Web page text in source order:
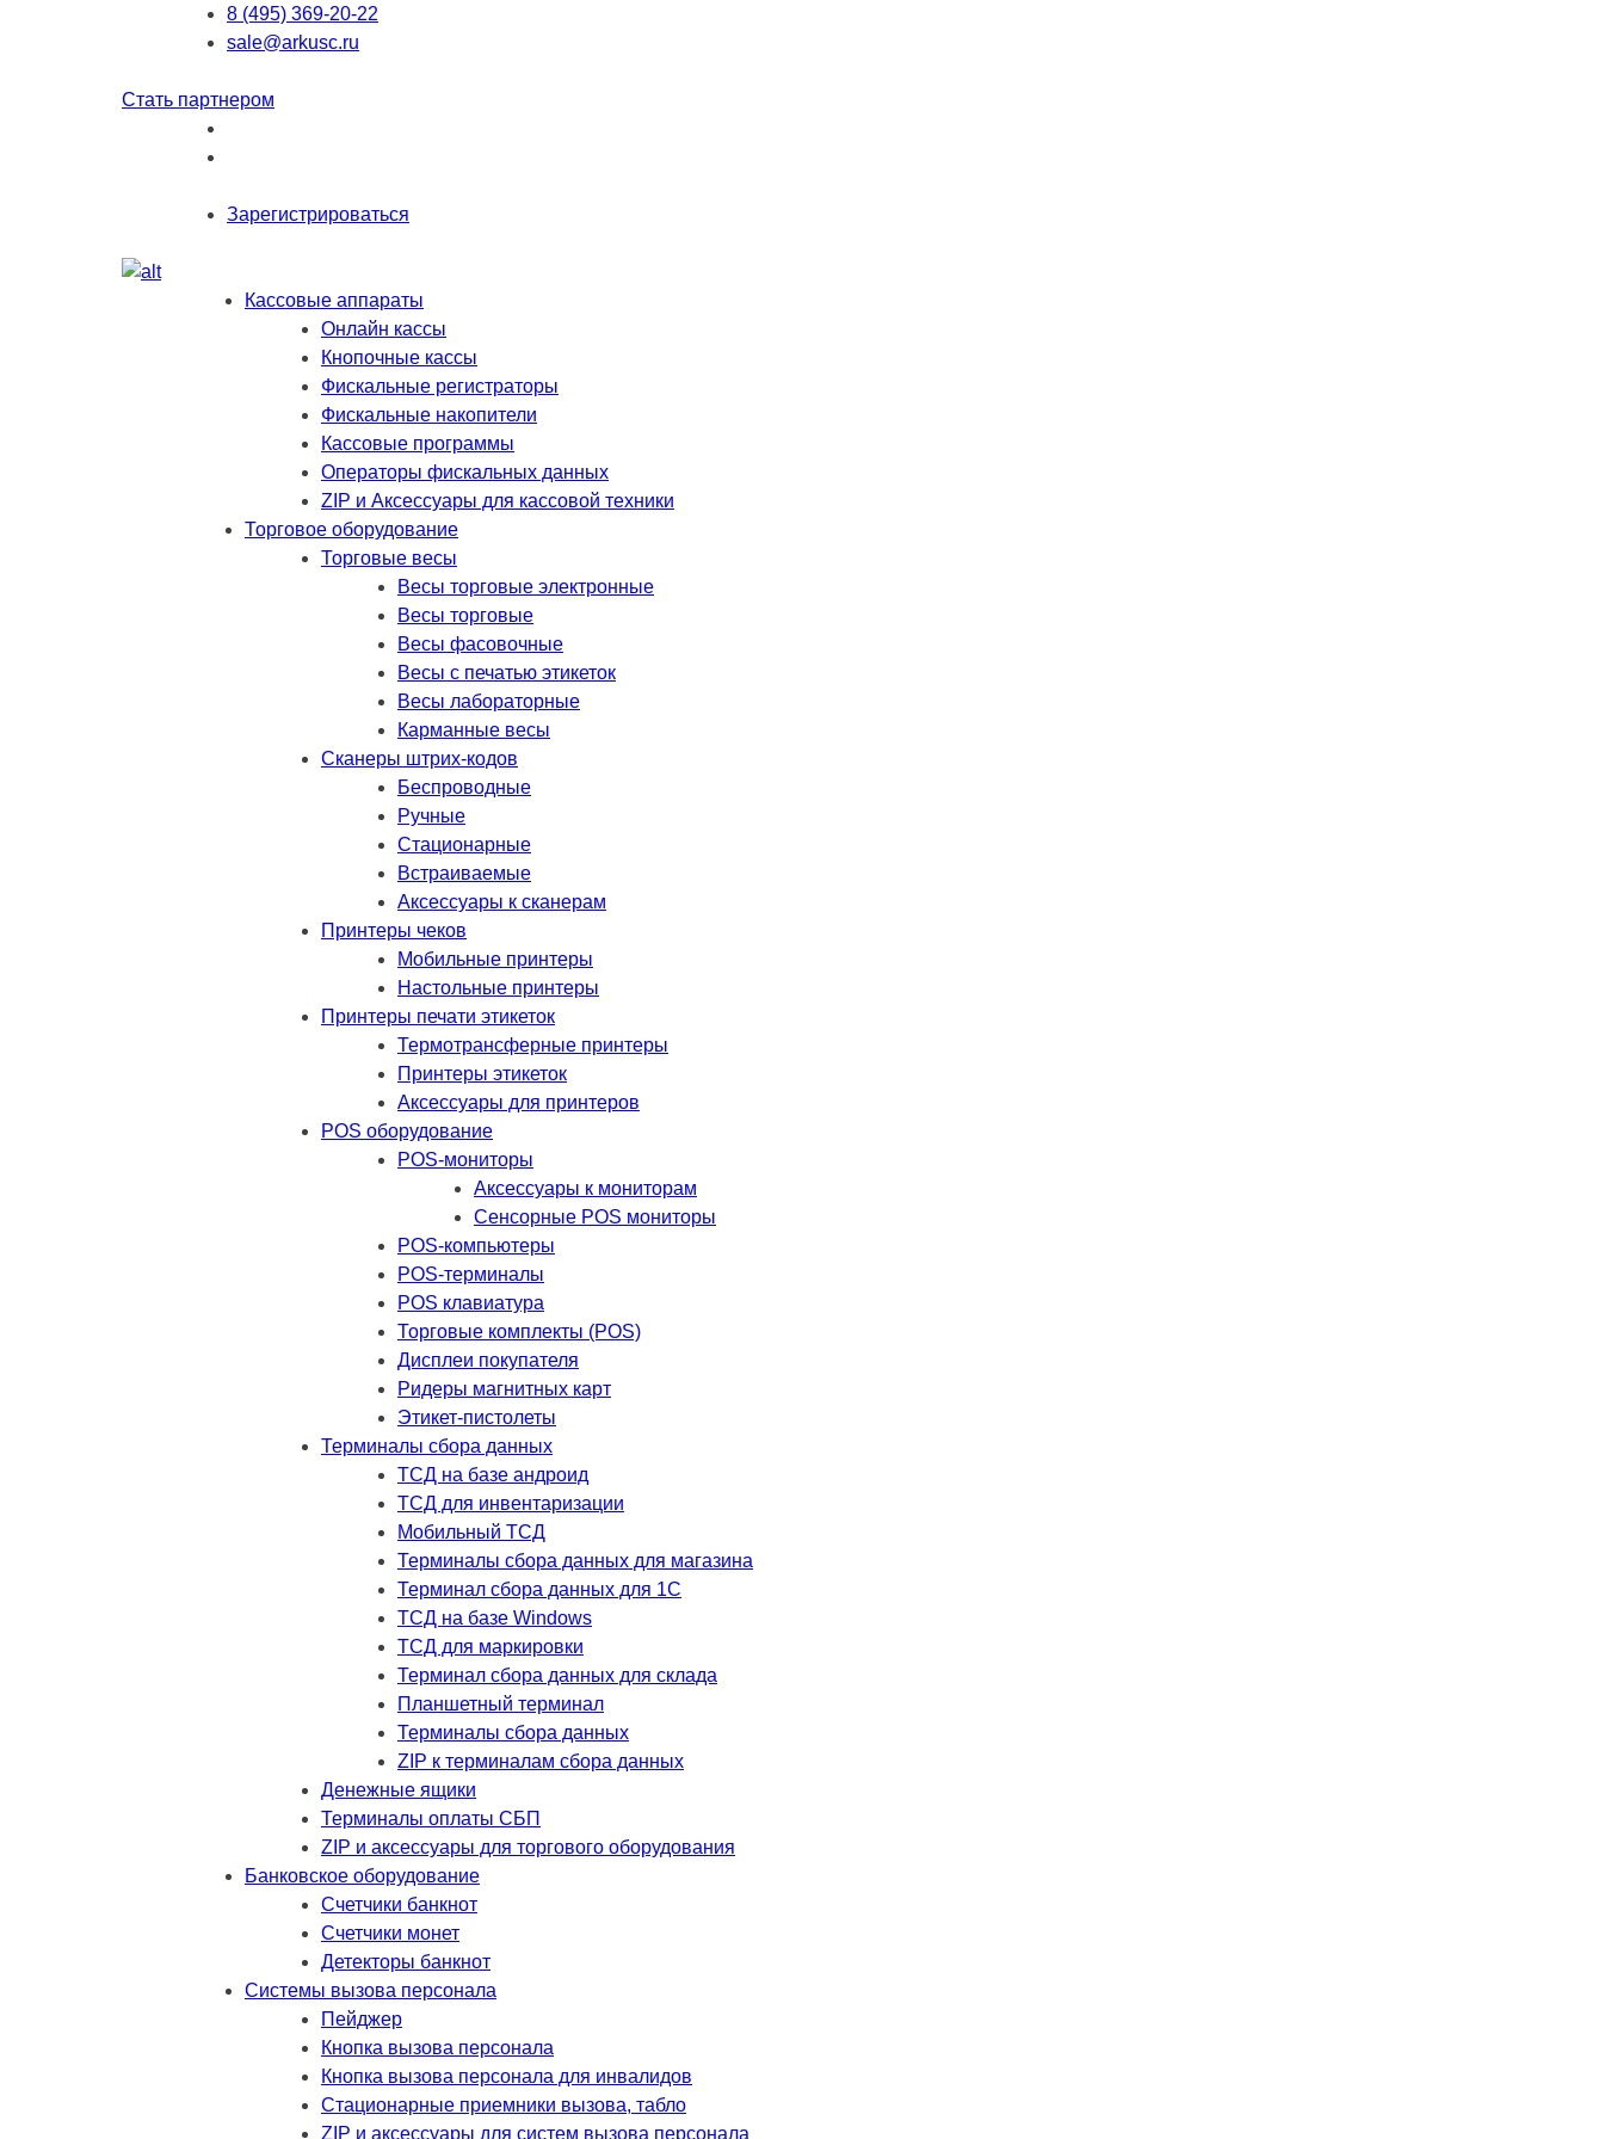
8 (495) 369-20-22
sale@arkusc.ru
Стать партнером
Зарегистрироваться
Кассовые аппараты
Онлайн кассы
Кнопочные кассы
Фискальные регистраторы
Фискальные накопители
Кассовые программы
Операторы фискальных данных
ZIP и Аксессуары для кассовой техники
Торговое оборудование
Торговые весы
Весы торговые электронные
Весы торговые
Весы фасовочные
Весы с печатью этикеток
Весы лабораторные
Карманные весы
Сканеры штрих-кодов
Беспроводные
Ручные
Стационарные
Встраиваемые
Аксессуары к сканерам
Принтеры чеков
Мобильные принтеры
Настольные принтеры
Принтеры печати этикеток
Термотрансферные принтеры
Принтеры этикеток
Аксессуары для принтеров
POS оборудование
POS-мониторы
Аксессуары к мониторам
Сенсорные POS мониторы
POS-компьютеры
POS-терминалы
POS клавиатура
Торговые комплекты (POS)
Дисплеи покупателя
Ридеры магнитных карт
Этикет-пистолеты
Терминалы сбора данных
ТСД на базе андроид
ТСД для инвентаризации
Мобильный ТСД
Терминалы сбора данных для магазина
Терминал сбора данных для 1C
ТСД на базе Windows
ТСД для маркировки
Терминал сбора данных для склада
Планшетный терминал
Терминалы сбора данных
ZIP к терминалам сбора данных
Денежные ящики
Терминалы оплаты СБП
ZIP и аксессуары для торгового оборудования
Банковское оборудование
Счетчики банкнот
Счетчики монет
Детекторы банкнот
Системы вызова персонала
Пейджер
Кнопка вызова персонала
Кнопка вызова персонала для инвалидов
Стационарные приемники вызова, табло
ZIP и аксессуары для систем вызова персонала